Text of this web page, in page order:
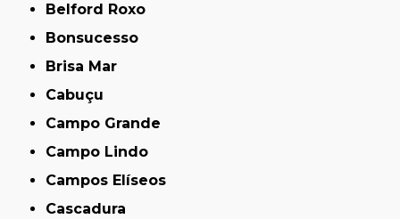
Belford Roxo
Bonsucesso
Brisa Mar
Cabuçu
Campo Grande
Campo Lindo
Campos Elíseos
Cascadura